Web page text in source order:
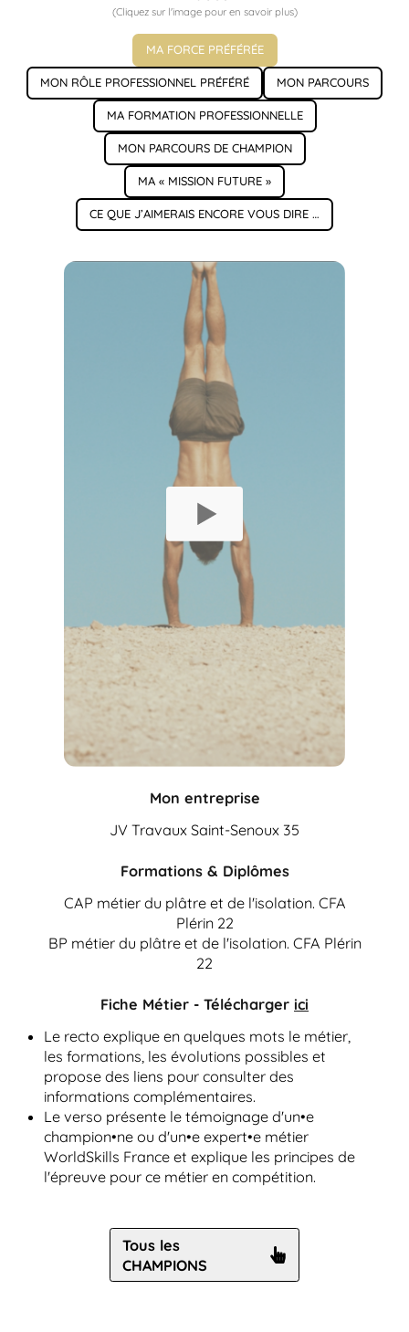
(Cliquez sur l'image pour en savoir plus)
MA FORCE PRÉFÉRÉE
MON RÔLE PROFESSIONNEL PRÉFÉRÉ MON PARCOURS
MA FORMATION PROFESSIONNELLE
MON PARCOURS DE CHAMPION
MA « MISSION FUTURE »
CE QUE J’AIMERAIS ENCORE VOUS DIRE …
Mon entreprise
JV Travaux Saint-Senoux 35
Formations & Diplômes
CAP métier du plâtre et de l'isolation. CFA
Plérin 22
BP métier du plâtre et de l'isolation. CFA Plérin
22
Fiche Métier - Télécharger ici
Le recto explique en quelques mots le métier,
les formations, les évolutions possibles et
propose des liens pour consulter des
informations complémentaires.
Le verso présente le témoignage d'un•e
champion•ne ou d'un•e expert•e métier
WorldSkills France et explique les principes de
l'épreuve pour ce métier en compétition.
Tous les
CHAMPIONS